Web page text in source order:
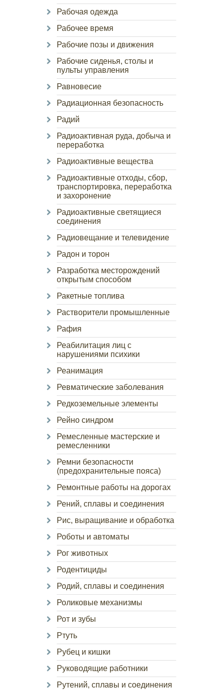
Рабочая одежда
Рабочее время
Рабочие позы и движения
Рабочие сиденья, столы и
пульты управления
Равновесие
Радиационная безопасность
Радий
Радиоактивная руда, добыча и
переработка
Радиоактивные вещества
Радиоактивные отходы, сбор,
транспортировка, переработка
и захоронение
Радиоактивные светящиеся
соединения
Радиовещание и телевидение
Радон и торон
Разработка месторождений
открытым способом
Ракетные топлива
Растворители промышленные
Рафия
Реабилитация лиц с
нарушениями психики
Реанимация
Ревматические заболевания
Редкоземельные элементы
Рейно синдром
Ремесленные мастерские и
ремесленники
Ремни безопасности
(предохранительные пояса)
Ремонтные работы на дорогах
Рений, сплавы и соединения
Рис, выращивание и обработка
Роботы и автоматы
Рог животных
Родентициды
Родий, сплавы и соединения
Роликовые механизмы
Рот и зубы
Ртуть
Рубец и кишки
Руководящие работники
Рутений, сплавы и соединения